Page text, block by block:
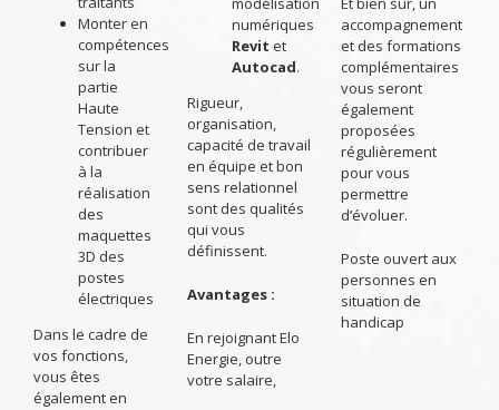
Monter en
compétences
sur la
partie
Haute
Tension et
contribuer
à la
réalisation
des
maquettes
3D des
postes
électriques
Dans le cadre de
vos fonctions,
vous êtes
également en
numériques
Revit et
Autocad.
Rigueur,
organisation,
capacité de travail
en équipe et bon
sens relationnel
sont des qualités
qui vous
définissent.
Avantages :
En rejoignant Elo
Energie, outre
votre salaire,
accompagnement
et des formations
complémentaires
vous seront
également
proposées
régulièrement
pour vous
permettre
d’évoluer.
Poste ouvert aux
personnes en
situation de
handicap